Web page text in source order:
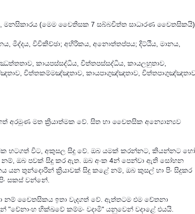
මනසිකාරය (මෙම චෛතිසක 7 සබ්බචිත්ත සාධාරණ
මිද්දය, විචිකිච්ඡා; අහිරිකය, අනොත්තප්පය; දිට්ඨිය, මානය,
කායපස්සද්ධිය, චිත්තපස්සද්ධිය, කායලහුතාව,
චිත්තකම්මඤ්ඤතාව, කායපාගුඤ්ඤතාව,
අරමුණ මත ක්‍රියාත්මක වේ. සිත හා චෛතසික අන්‍යොන්‍යව
හටගත් විට, අකුසල සිදු වේ. ඔබ යමක් කරන්නට, කියන්නට හෝ
ඔබ පවක් සිදු කර ඇත. ඔබ අංක 4න් පෙන්වා ඇති සෝභන
තුන්දොරින් ක්‍රියාවක් සිදු කළේ නම්, ඔබ කුසල් හා පිං සිදුකර
සකස් වන්නේ.
චෛතසිකය ඉතා වැදගත් වේ. ඇත්තටම එම චේතනා
භික්ඛවේ කම්මං වදාමි" යනුවෙන් වදාළේ එයයි.